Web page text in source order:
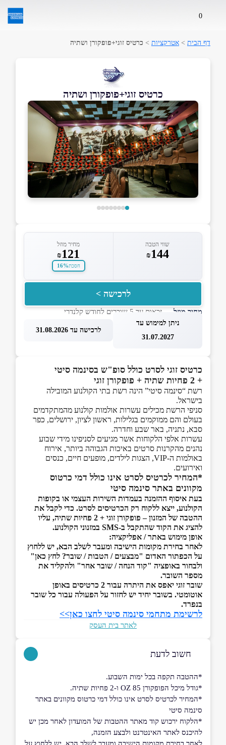
0
דף הבית > אטרקציות > כרטיס זוגי+פופקורן ושתיה
כרטיס זוגי+פופקורן ושתיה
שווי הטבה
₪ 144
מחיר מוזל
₪ 121
חסכת16%
לרכישה >
מחיר מוזל— זכאות עד 5 שוברים לחודש קלנדרי
ניתן למימוש עד
31.07.2027
לרכישה עד 31.08.2026
כרטיס זוגי לסרט כולל סופ"ש בסינמה סיטי
+ 2 פחיות שתיה + פופקורן זוגי
רשת “סינמה סיטי” הינה רשת בתי הקולנוע המובילה
בישראל.
סניפי הרשת מכילים עשרות אולמות קולנוע מהמתקדמים
בעולם והם ממוקמים בגלילות, ראשון לציון, ירושלים, כפר
סבא, נתניה, באר שבע וחדרה.
עשרות אלפי הלקוחות אשר מגיעים לסניפינו מידי שבוע
נהנים מהקרנות סרטים באיכות הגבוהה ביותר, אירוח
באולמות ה-VIP, הצגות לילדים, מופעים חיים, כנסים
ואירועים.
*המחיר לכרטיס לסרט אינו כולל דמי כרטוס
מקוונים באתר סינמה סיטי
בעת איסוף ההזמנה בעמדות השירות העצמי או בקופות
הקולנוע, ייצא ללקוח רק הכרטיסים לסרט. כדי לקבל את
ההטבה של המזנון – פופקורן זוגי + 2 פחיות שתיה, עליו
להציג את הקוד שהתקבל ב-SMS במזנוני הקולנוע.
אופן מימוש באתר / אפליקציה:
לאחר בחירת מקומות הישיבה ומעבר לשלב הבא, יש ללחוץ
על הכפתור האדום "מבצעים / הטבות / שובר? לחץ כאן"
ולבחור באופציה "קוד הנחה / שובר אחר" ולהקליד את
מספר השובר.
שובר זוגי יאפס את היתרה עבור 2 כרטיסים באופן
אוטומטי. בשובר יחיד יש לחזור על הפעולה עבור כל שובר
בנפרד.
לרשימת מתחמי סינמה סיטי לחצו כאן>>
לאתר בית העסק
חשוב לדעת
*ההטבה תקפה בכל ימות השבוע.
*גודל מיכל הפופקורן 85 OZ ו-2 פחיות שתיה.
*המחיר לכרטיס לסרט אינו כולל דמי כרטוס מקוונים באתר
סינמה סיטי
*הלקוח ירכוש קוד מאתר ההטבות של המועדון לאחר מכן יש
להיכנס לאתר האינטרנט ולבצע הזמנה,